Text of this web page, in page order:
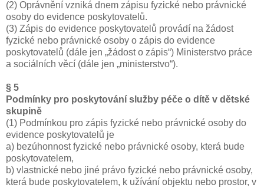
(2) Oprávnění vzniká dnem zápisu fyzické nebo právnické
osoby do evidence poskytovatelů.
(3) Zápis do evidence poskytovatelů provádí na žádost
fyzické nebo právnické osoby o zápis do evidence
poskytovatelů (dále jen „žádost o zápis“) Ministerstvo práce
a sociálních věcí (dále jen „ministerstvo“).
§ 5
Podmínky pro poskytování služby péče o dítě v dětské
skupině
(1) Podmínkou pro zápis fyzické nebo právnické osoby do
evidence poskytovatelů je
a) bezúhonnost fyzické nebo právnické osoby, která bude
poskytovatelem,
b) vlastnické nebo jiné právo fyzické nebo právnické osoby,
která bude poskytovatelem, k užívání objektu nebo prostor, v